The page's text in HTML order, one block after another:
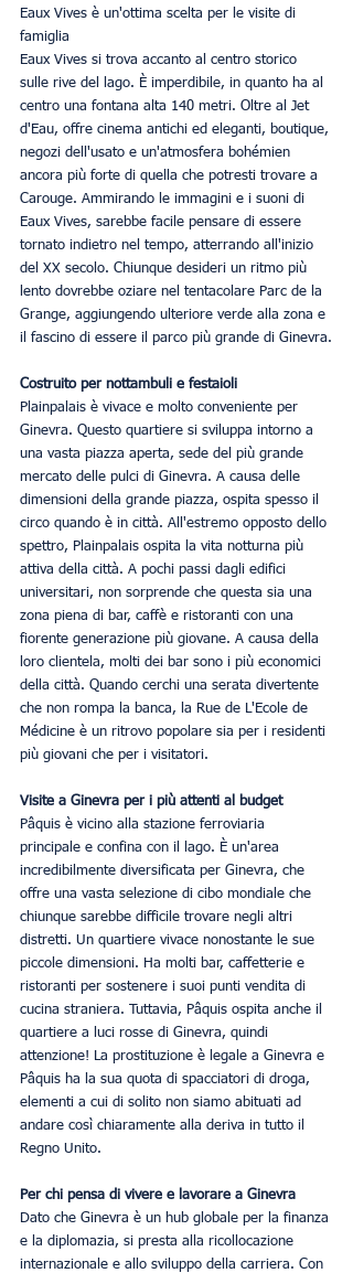
Eaux Vives è un'ottima scelta per le visite di
famiglia
Eaux Vives si trova accanto al centro storico
sulle rive del lago. È imperdibile, in quanto ha al
centro una fontana alta 140 metri. Oltre al Jet
d'Eau, offre cinema antichi ed eleganti, boutique,
negozi dell'usato e un'atmosfera bohémien
ancora più forte di quella che potresti trovare a
Carouge. Ammirando le immagini e i suoni di
Eaux Vives, sarebbe facile pensare di essere
tornato indietro nel tempo, atterrando all'inizio
del XX secolo. Chiunque desideri un ritmo più
lento dovrebbe oziare nel tentacolare Parc de la
Grange, aggiungendo ulteriore verde alla zona e
il fascino di essere il parco più grande di Ginevra.
Costruito per nottambuli e festaioli
Plainpalais è vivace e molto conveniente per
Ginevra. Questo quartiere si sviluppa intorno a
una vasta piazza aperta, sede del più grande
mercato delle pulci di Ginevra. A causa delle
dimensioni della grande piazza, ospita spesso il
circo quando è in città. All'estremo opposto dello
spettro, Plainpalais ospita la vita notturna più
attiva della città. A pochi passi dagli edifici
universitari, non sorprende che questa sia una
zona piena di bar, caffè e ristoranti con una
fiorente generazione più giovane. A causa della
loro clientela, molti dei bar sono i più economici
della città. Quando cerchi una serata divertente
che non rompa la banca, la Rue de L'Ecole de
Médicine è un ritrovo popolare sia per i residenti
più giovani che per i visitatori.
Visite a Ginevra per i più attenti al budget
Pâquis è vicino alla stazione ferroviaria
principale e confina con il lago. È un'area
incredibilmente diversificata per Ginevra, che
offre una vasta selezione di cibo mondiale che
chiunque sarebbe difficile trovare negli altri
distretti. Un quartiere vivace nonostante le sue
piccole dimensioni. Ha molti bar, caffetterie e
ristoranti per sostenere i suoi punti vendita di
cucina straniera. Tuttavia, Pâquis ospita anche il
quartiere a luci rosse di Ginevra, quindi
attenzione! La prostituzione è legale a Ginevra e
Pâquis ha la sua quota di spacciatori di droga,
elementi a cui di solito non siamo abituati ad
andare così chiaramente alla deriva in tutto il
Regno Unito.
Per chi pensa di vivere e lavorare a Ginevra
Dato che Ginevra è un hub globale per la finanza
e la diplomazia, si presta alla ricollocazione
internazionale e allo sviluppo della carriera. Con